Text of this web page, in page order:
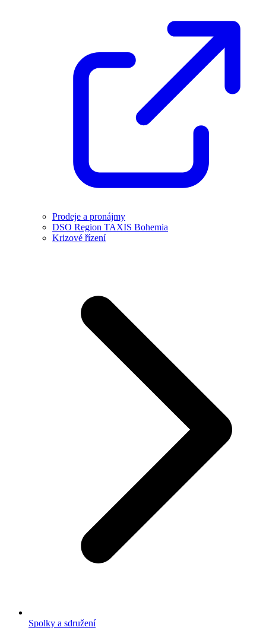
Prodeje a pronájmy
DSO Region TAXIS Bohemia
Krizové řízení
Spolky a sdružení